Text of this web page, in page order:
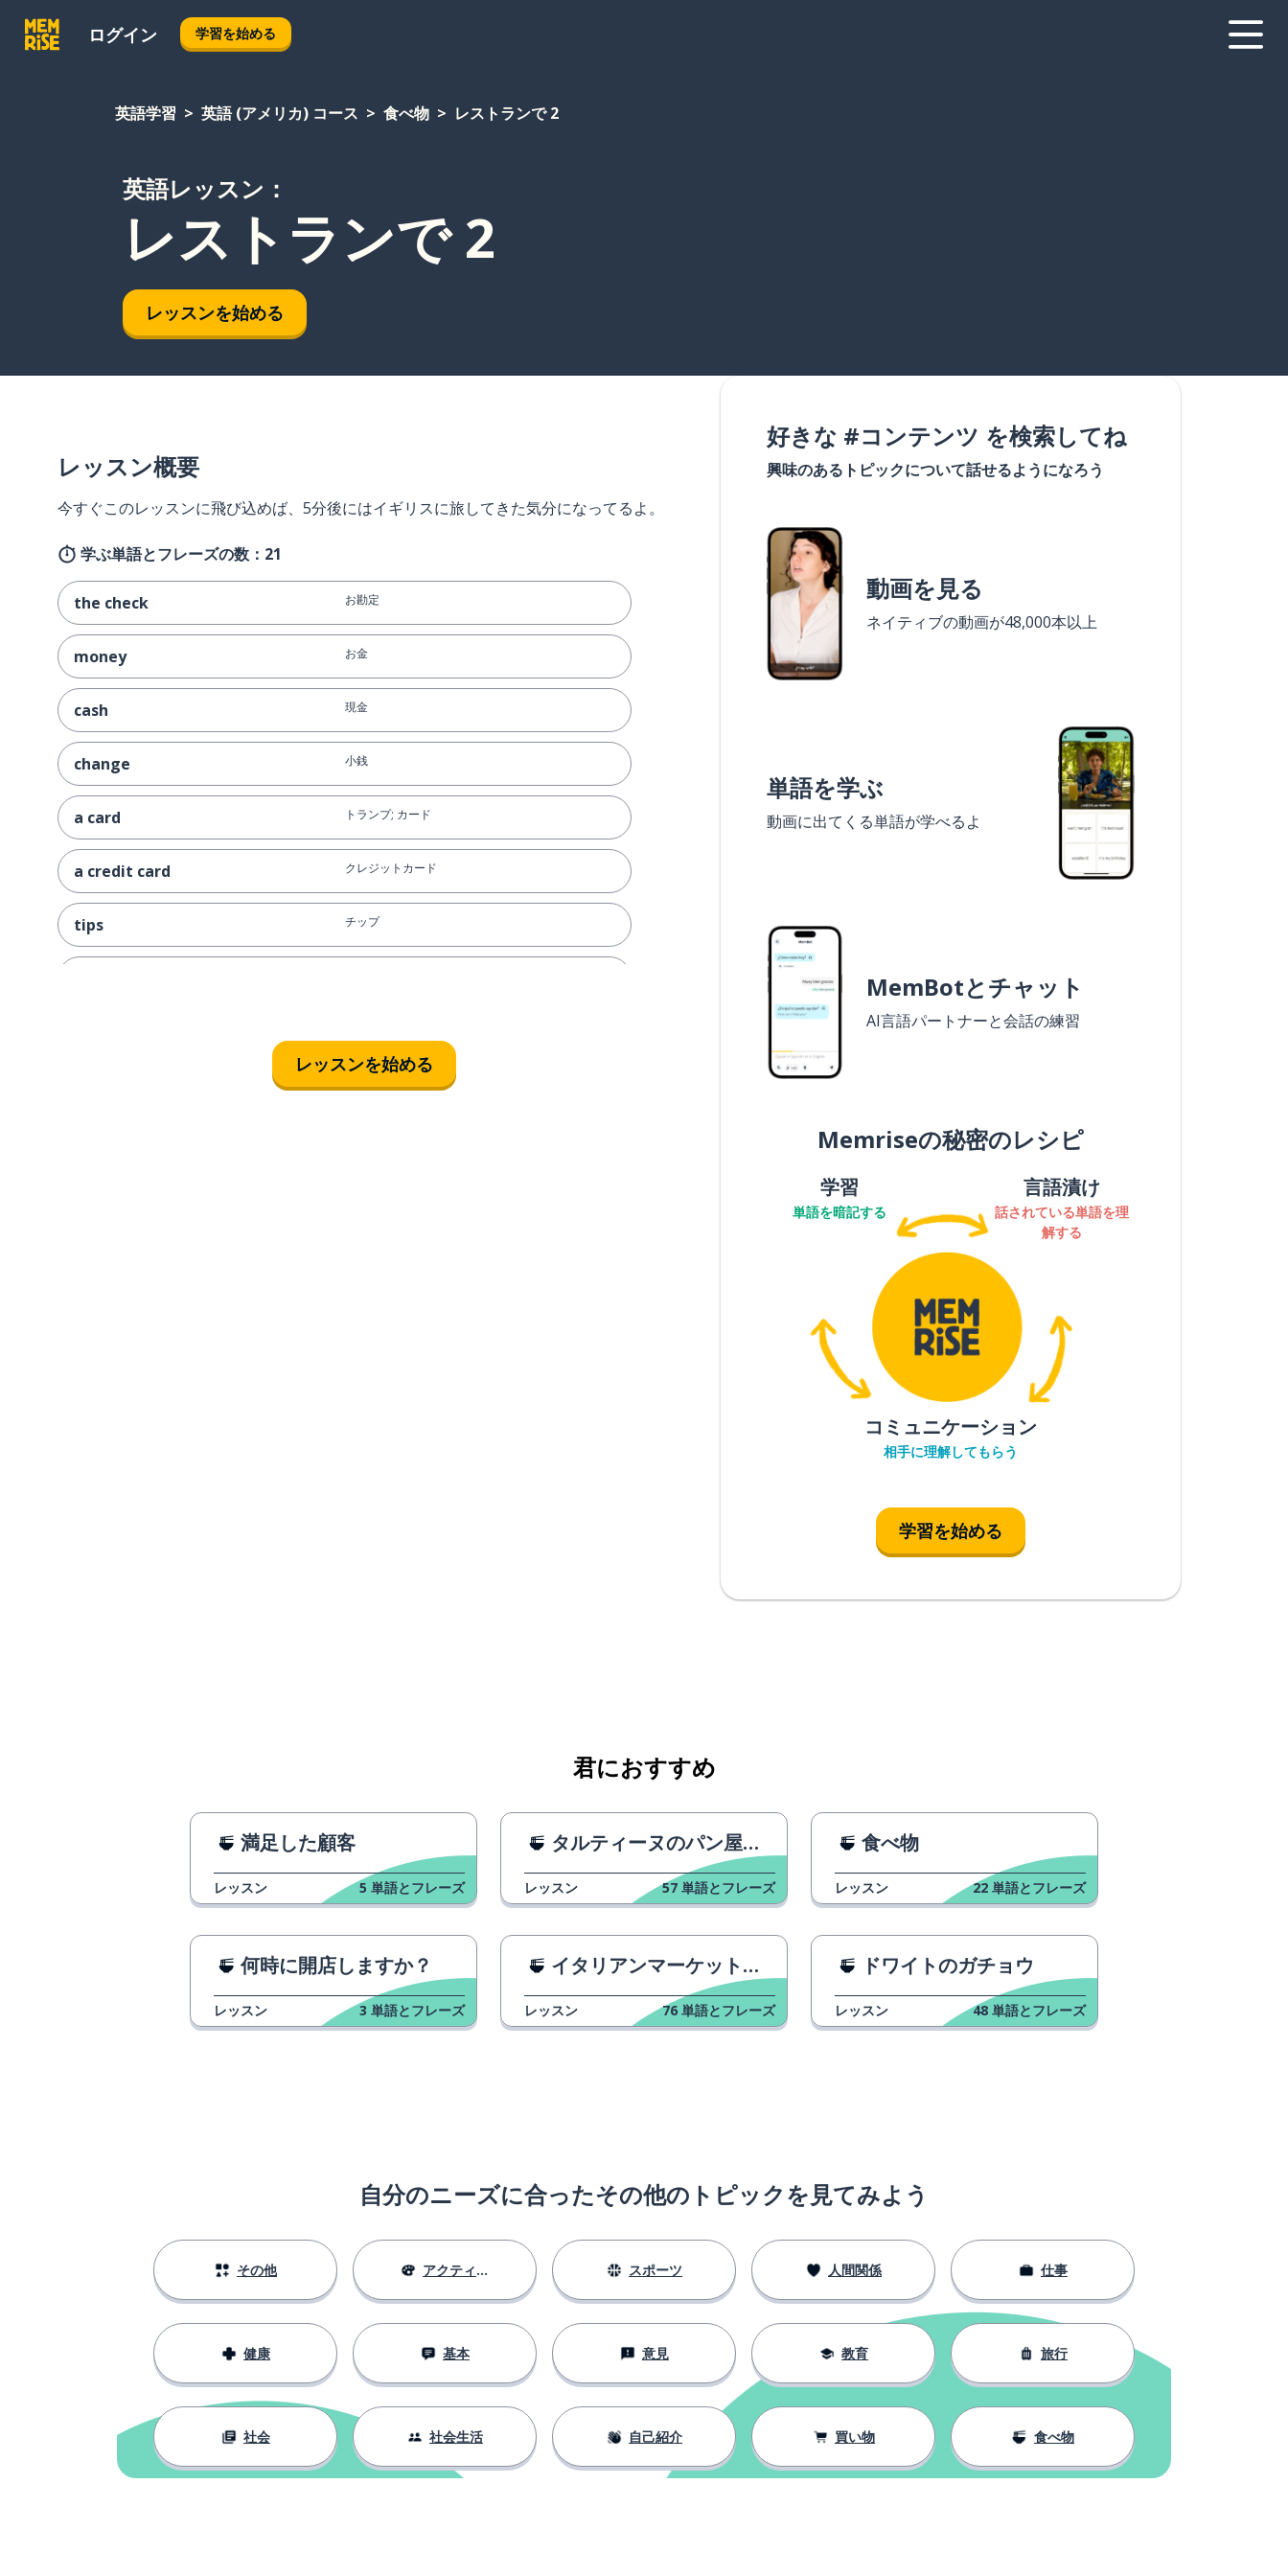
ログイン 学習を始める
英語学習 英語 (アメリカ) コース 食べ物 レストランで 2
英語レッスン：
レストランで 2
レッスンを始める
レッスン概要
今すぐこのレッスンに飛び込めば、5分後にはイギリスに旅してきた気分になってるよ。
学ぶ単語とフレーズの数：21
the check お勘定
money お金
cash 現金
change 小銭
a card トランプ; カード
a credit card クレジットカード
tips チップ
レッスンを始める
好きな #コンテンツ を検索してね
興味のあるトピックについて話せるようになろう
動画を見る
ネイティブの動画が48,000本以上
単語を学ぶ
動画に出てくる単語が学べるよ
MemBotとチャット
AI言語パートナーと会話の練習
Memriseの秘密のレシピ
学習
単語を暗記する
言語漬け
話されている単語を理
解する
コミュニケーション
相手に理解してもらう
学習を始める
君におすすめ
満足した顧客
レッスン 5 単語とフレーズ
タルティーヌのパン屋のパン
レッスン 57 単語とフレーズ
食べ物
レッスン 22 単語とフレーズ
何時に開店しますか？
レッスン 3 単語とフレーズ
イタリアンマーケットフェスティバル
レッスン 76 単語とフレーズ
ドワイトのガチョウ
レッスン 48 単語とフレーズ
自分のニーズに合ったその他のトピックを見てみよう
その他 アクティビティ スポーツ 人間関係 仕事
健康 基本 意見 教育 旅行
社会 社会生活 自己紹介 買い物 食べ物